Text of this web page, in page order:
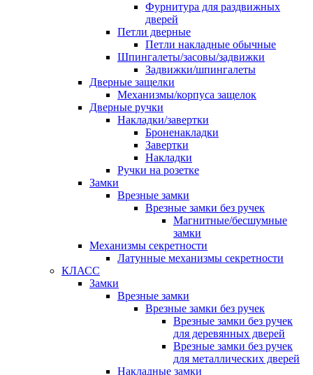
Фурнитура для раздвижных
дверей
Петли дверные
Петли накладные обычные
Шпингалеты/засовы/задвижки
Задвижки/шпингалеты
Дверные защелки
Механизмы/корпуса защелок
Дверные ручки
Накладки/завертки
Броненакладки
Завертки
Накладки
Ручки на розетке
Замки
Врезные замки
Врезные замки без ручек
Магнитные/бесшумные
замки
Механизмы секретности
Латунные механизмы секретности
КЛАСС
Замки
Врезные замки
Врезные замки без ручек
Врезные замки без ручек
для деревянных дверей
Врезные замки без ручек
для металлических дверей
Накладные замки